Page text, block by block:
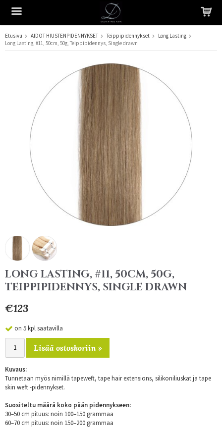
Tuote on lisätty ostoskoriin
Etusivu AIDOT HIUSTENPIDENNYKSET Teippipidennykset
Long Lasting
Long Lasting, #11, 50cm, 50g, Teippipidennys, Single drawn
LONG LASTING, #11, 50CM, 50G,
TEIPPIPIDENNYS, SINGLE DRAWN
€123
on 5 kpl saatavilla
Lisää ostoskoriin »
Kuvaus:
Tunnetaan myös nimillä tapeweft, tape hair extensions, silikoniliuskat ja tape
skin weft -pidennykset.
Suositeltu määrä koko pään pidennykseen:
30–50 cm pituus: noin 100–150 grammaa
60–70 cm pituus: noin 150–200 grammaa